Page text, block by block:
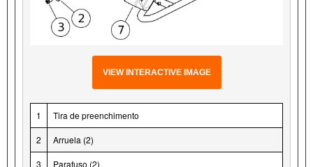
VIEW INTERACTIVE IMAGE
1 Tira de preenchimento
2 Arruela (2)
3 Parafuso (2)